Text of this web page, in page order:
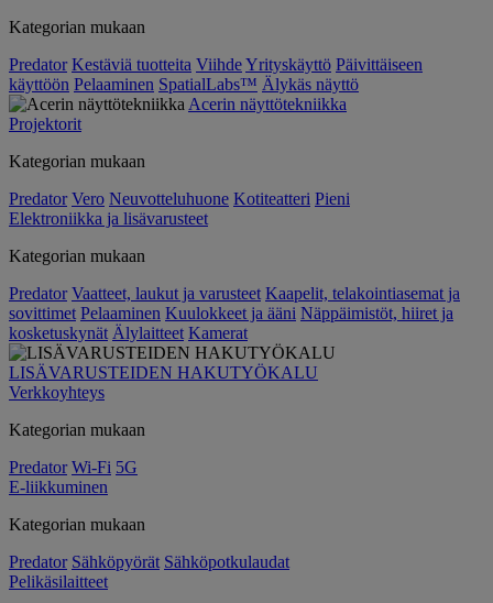
Kategorian mukaan
Predator Kestäviä tuotteita ViihdeYrityskäyttö Päivittäiseen
käyttöön Pelaaminen SpatialLabs™ Älykäs näyttö
Acerin näyttötekniikka
Projektorit
Kategorian mukaan
Predator Vero Neuvotteluhuone Kotiteatteri Pieni
Elektroniikka ja lisävarusteet
Kategorian mukaan
Predator Vaatteet, laukut ja varusteet Kaapelit, telakointiasemat ja
sovittimet Pelaaminen Kuulokkeet ja ääni Näppäimistöt, hiiret ja
kosketuskynät Älylaitteet Kamerat
LISÄVARUSTEIDEN HAKUTYÖKALU
Verkkoyhteys
Kategorian mukaan
Predator Wi-Fi 5G
E-liikkuminen
Kategorian mukaan
Predator Sähköpyörät Sähköpotkulaudat
Pelikäsilaitteet